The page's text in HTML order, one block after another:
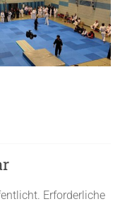
Erforderliche